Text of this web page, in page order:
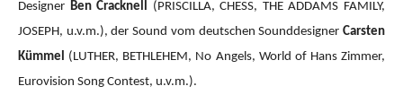
Designer Ben Cracknell (PRISCILLA, CHESS, THE ADDAMS FAMILY,
JOSEPH, u.v.m.), der Sound vom deutschen Sounddesigner Carsten
Kümmel (LUTHER, BETHLEHEM, No Angels, World of Hans Zimmer,
Eurovision Song Contest, u.v.m.).